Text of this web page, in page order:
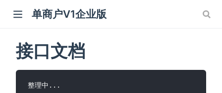
单商户V1企业版
接口文档
整理中...